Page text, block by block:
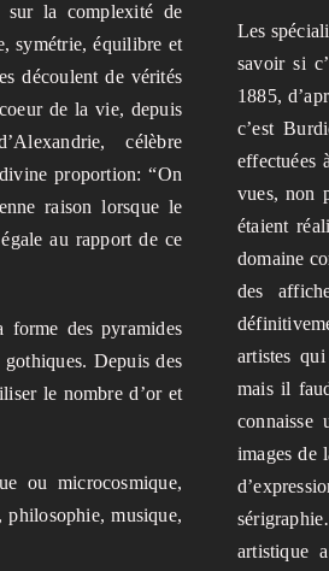
sur la complexité de
symétrie, équilibre et
découlent de vérités
de la vie, depuis
célèbre
proportion: “On
raison lorsque le
au rapport de ce
forme des pyramides
gothiques. Depuis des
le nombre d’or et
ou microcosmique,
philosophie, musique,
Les
savoir si
1885,
c’est
effectuées
vues, non
étaient
domaine
des
artistes
mais il
connaisse
images de
artistique